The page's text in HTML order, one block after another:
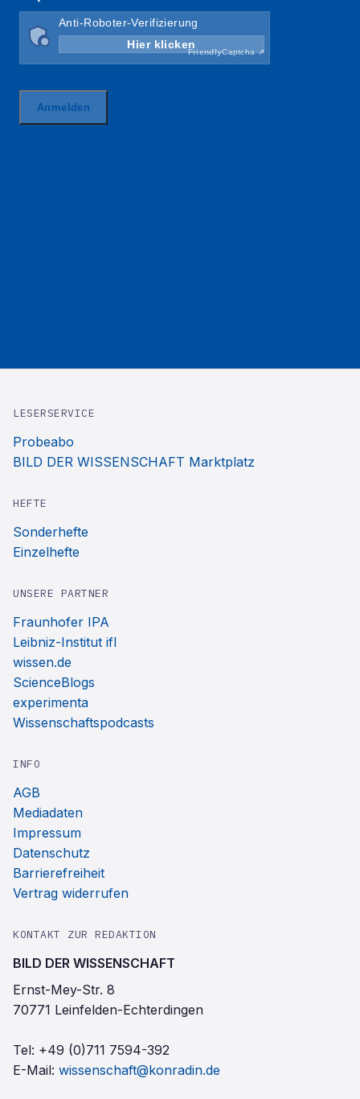
LESERSERVICE
Probeabo
BILD DER WISSENSCHAFT Marktplatz
HEFTE
Sonderhefte
Einzelhefte
UNSERE PARTNER
Fraunhofer IPA
Leibniz-Institut ifl
wissen.de
ScienceBlogs
experimenta
Wissenschaftspodcasts
INFO
AGB
Mediadaten
Impressum
Datenschutz
Barrierefreiheit
Vertrag widerrufen
KONTAKT ZUR REDAKTION
BILD DER WISSENSCHAFT
Ernst-Mey-Str. 8
70771 Leinfelden-Echterdingen
Tel: +49 (0)711 7594-392
E-Mail: wissenschaft@konradin.de